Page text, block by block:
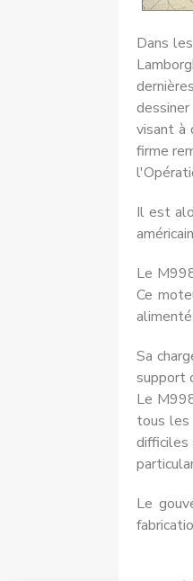
Dans
visant à
firme
Il est
Le
Ce
Sa
support
Le
tous les
difficiles
Le